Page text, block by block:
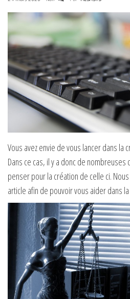
Vous avez envie de vous lancer dans la
Dans ce cas, il y a donc de
penser pour la création de celle ci.
article afin de pouvoir vous aider dans